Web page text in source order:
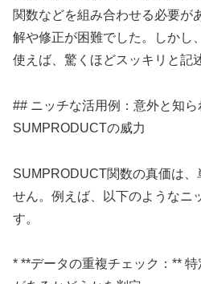
関数などを組み合わせる必要が
解や修正が困難でした。しかし
使えば、驚くほどスッキリと記
## ニッチな活用例：意外と知ら
SUMPRODUCTの威力
SUMPRODUCT関数の真価は、
せん。例えば、以下のようなニ
す。
* **データの重複チェック：**